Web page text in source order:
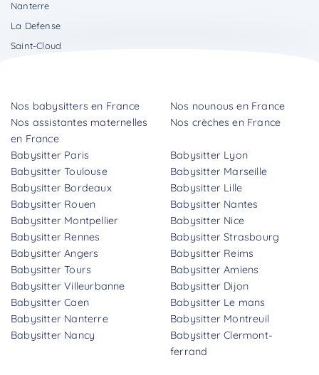
Nanterre
La Defense
Saint-Cloud
Nos babysitters en France
Nos nounous en France
Nos assistantes maternelles
en France
Nos crèches en France
Babysitter Paris
Babysitter Lyon
Babysitter Toulouse
Babysitter Marseille
Babysitter Bordeaux
Babysitter Lille
Babysitter Rouen
Babysitter Nantes
Babysitter Montpellier
Babysitter Nice
Babysitter Rennes
Babysitter Strasbourg
Babysitter Angers
Babysitter Reims
Babysitter Tours
Babysitter Amiens
Babysitter Villeurbanne
Babysitter Dijon
Babysitter Caen
Babysitter Le mans
Babysitter Nanterre
Babysitter Montreuil
Babysitter Nancy
Babysitter Clermont-
ferrand